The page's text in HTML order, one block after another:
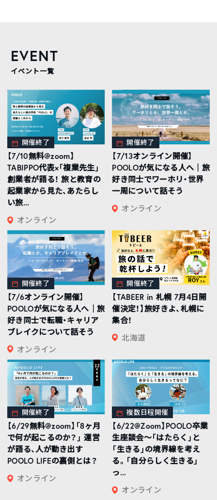
EVENT
イベント一覧
開催終了
【7/10無料@zoom】
TABIPPO代表×「複業先生」
創業者が語る！ 旅と教育の
起業家から見た、あたらし
い旅...
オンライン
開催終了
【7/13オンライン開催】
POOLOが気になる人へ｜旅
好き同士でワーホリ・世界
一周について話そう
オンライン
開催終了
【7/6オンライン開催】
POOLOが気になる人へ｜旅
好き同士で転職・キャリア
ブレイクについて話そう
オンライン
開催終了
【TABEER in 札幌 7月4日開
催決定！】旅好きよ、札幌に
集合！
北海道
開催終了
【6/29無料@zoom】「8ヶ月
で何が起こるのか？」 運営
が語る、人が動き出す
POOLO LIFEの裏側とは？
オンライン
複数日程開催
【6/22@Zoom】POOLO卒業
生座談会〜「はたらく」と
「生きる」の境界線を考え
る。「自分らしく生きる」
っ...
オンライン